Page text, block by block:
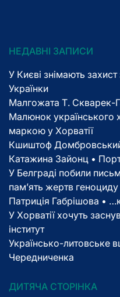
НЕДАВНІ ЗАПИСИ
У Києві знімають захист
Українки
Малгожата Т. Скварек-
Малюнок українського
маркою у Хорватії
Кшиштоф Домбровський
Катажина Зайонц •
У Белграді побили
пам’ять жертв геноциду
Патриція Габрішова •
У Хорватії хочуть
інститут
Українсько-литовське
Чередниченка
ДИТЯЧА СТОРІНКА